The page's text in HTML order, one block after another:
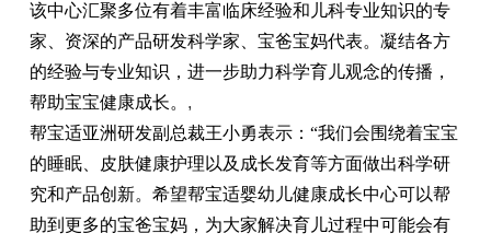
该中心汇聚多位有着丰富临床经验和儿科专业知识的专
家、资深的产品研发科学家、宝爸宝妈代表。凝结各方
的经验与专业知识，进一步助力科学育儿观念的传播，
帮助宝宝健康成长。 ,
帮宝适亚洲研发副总裁王小勇表示：“我们会围绕着宝宝
的睡眠、皮肤健康护理以及成长发育等方面做出科学研
究和产品创新。希望帮宝适婴幼儿健康成长中心可以帮
助到更多的宝爸宝妈，为大家解决育儿过程中可能会有